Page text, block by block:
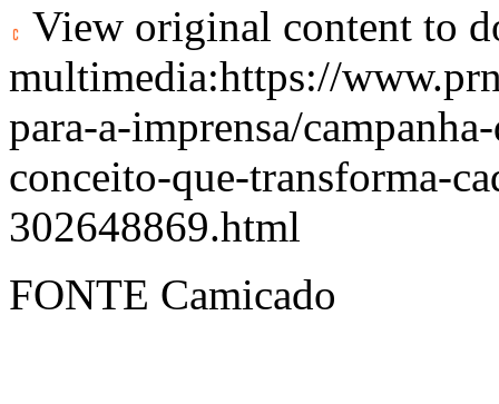
View original content to
multimedia:https://
para-a-imprensa/
conceito-que-transforma-
302648869.html
FONTE Camicado